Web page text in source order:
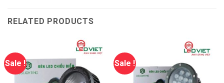
RELATED PRODUCTS
Sale ! Sale !